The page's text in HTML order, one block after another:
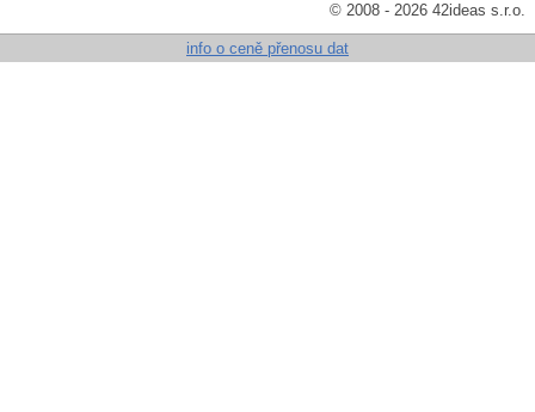
© 2008 - 2026 42ideas s.r.o.
info o ceně přenosu dat